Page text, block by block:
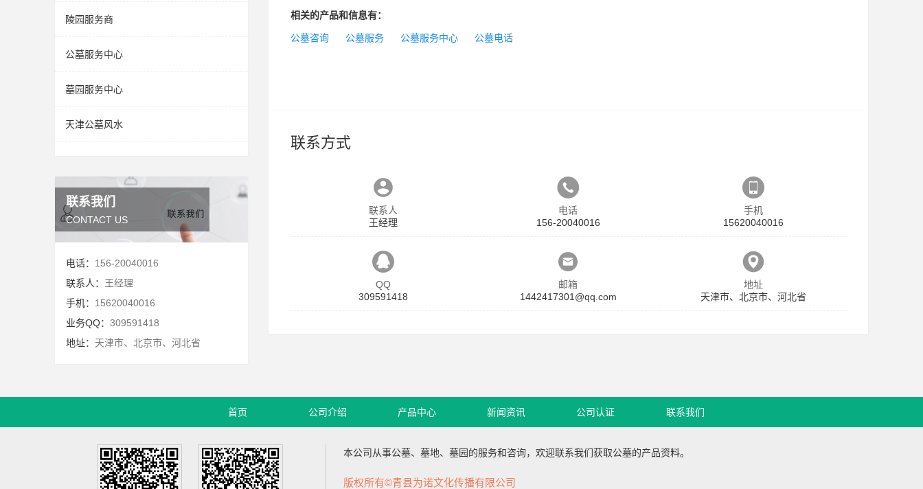
陵园服务商
公墓服务中心
墓园服务中心
天津公墓风水
联系我们
CONTACT US
电话： 156-20040016
联系人： 王经理
手机： 15620040016
业务QQ： 309591418
地址： 天津市、北京市、河北省
相关的产品和信息有：
公墓咨询 公墓服务 公墓服务中心 公墓电话
联系方式
联系人
王经理
电话
156-20040016
手机
15620040016
QQ
309591418
邮箱
1442417301@qq.com
地址
天津市、北京市、河北省
首页 公司介绍 产品中心 新闻资讯 公司认证 联系我们
本公司从事公墓、 墓地、 墓园的服务和咨询，欢迎联系我们获取公墓的产品资料。
版权所有©青县为诺文化传播有限公司